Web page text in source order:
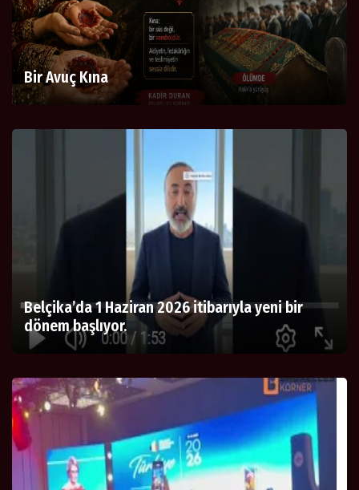
Bir Avuç Kına
Belçika’da 1 Haziran 2026 itibarıyla yeni bir
dönem başlıyor.